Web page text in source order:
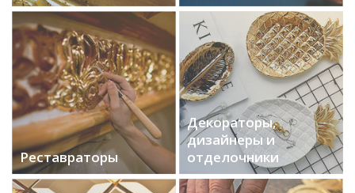
Реставраторы
Декораторы,
дизайнеры и
отделочники